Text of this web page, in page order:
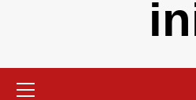
Menu